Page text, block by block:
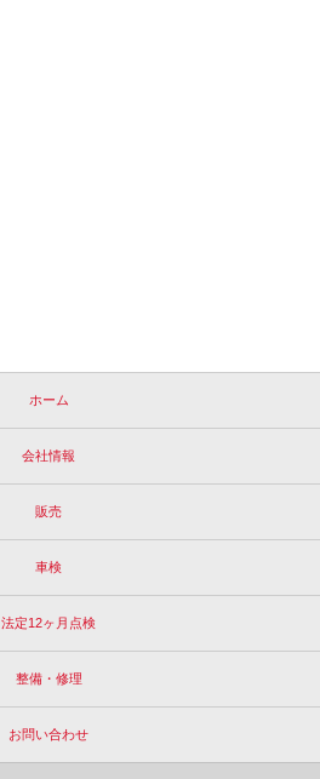
ホーム
会社情報
販売
車検
法定12ヶ月点検
整備・修理
お問い合わせ